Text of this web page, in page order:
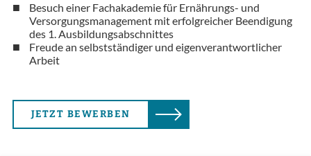
Besuch einer Fachakademie für Ernährungs- und
Versorgungsmanagement mit erfolgreicher Beendigung
des 1. Ausbildungsabschnittes
Freude an selbstständiger und eigenverantwortlicher
Arbeit
JETZT BEWERBEN